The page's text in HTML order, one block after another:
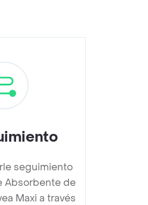
seguimiento
Absorbente de
Maxi a través